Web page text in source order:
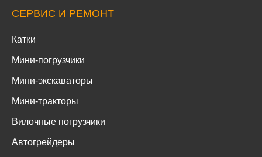
СЕРВИС И РЕМОНТ
Катки
Мини-погрузчики
Мини-экскаваторы
Мини-тракторы
Вилочные погрузчики
Автогрейдеры